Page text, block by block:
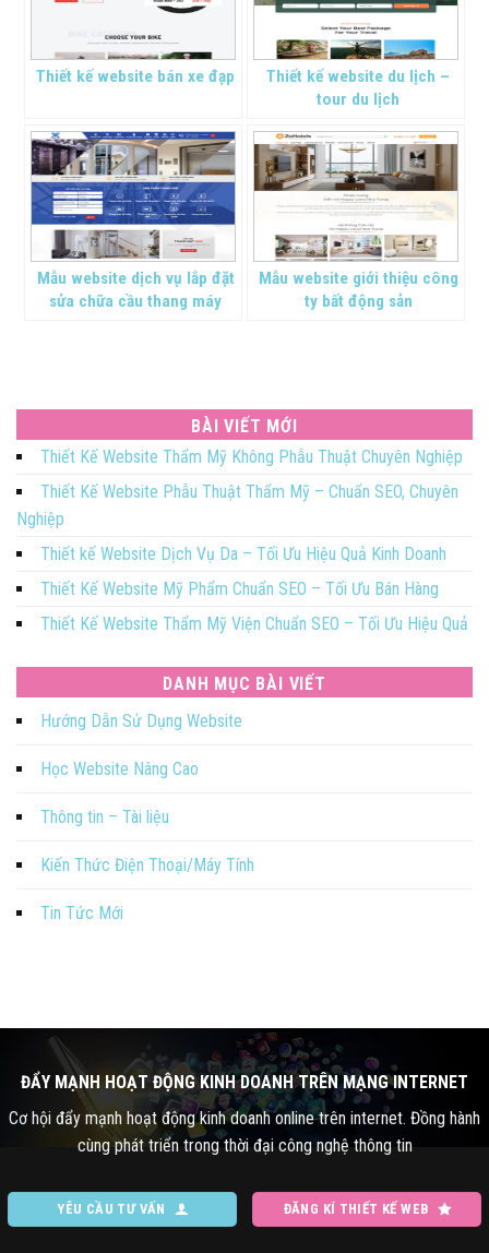
Thiết kế website bán xe đạp
Thiết kế website du lịch –
tour du lịch
Mẫu website dịch vụ lắp đặt
sửa chữa cầu thang máy
Mẫu website giới thiệu công
ty bất động sản
BÀI VIẾT MỚI
Thiết Kế Website Thẩm Mỹ Không Phẫu Thuật Chuyên Nghiệp
Thiết Kế Website Phẫu Thuật Thẩm Mỹ – Chuẩn SEO, Chuyên
Nghiệp
Thiết kế Website Dịch Vụ Da – Tối Ưu Hiệu Quả Kinh Doanh
Thiết Kế Website Mỹ Phẩm Chuẩn SEO – Tối Ưu Bán Hàng
Thiết Kế Website Thẩm Mỹ Viện Chuẩn SEO – Tối Ưu Hiệu Quả
DANH MỤC BÀI VIẾT
Hướng Dẫn Sử Dụng Website
Học Website Nâng Cao
Thông tin – Tài liệu
Kiến Thức Điện Thoại/Máy Tính
Tin Tức Mới
ĐẨY MẠNH HOẠT ĐỘNG KINH DOANH TRÊN MẠNG INTERNET
Cơ hội đẩy mạnh hoạt động kinh doanh online trên internet. Đồng hành
cùng phát triển trong thời đại công nghệ thông tin
YÊU CẦU TƯ VẤN ĐĂNG KÍ THIẾT KẾ WEB